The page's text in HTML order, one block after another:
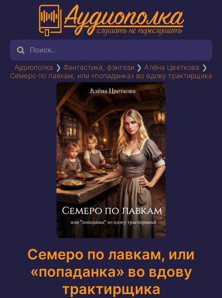
Аудиополка ❯ Фантастика, фэнтези ❯ Алёна Цветкова ❯
Семеро по лавкам, или «попаданка» во вдову трактирщика
Семеро по лавкам, или
«попаданка» во вдову
трактирщика